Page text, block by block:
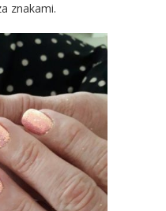
znakami.